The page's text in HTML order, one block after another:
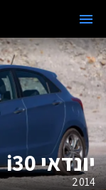
יונדאי i30
2014